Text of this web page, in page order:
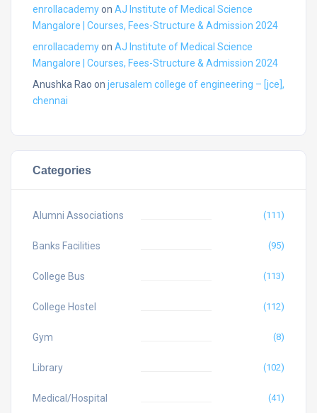
enrollacademyon AJ Institute of Medical Science
Mangalore | Courses, Fees-Structure & Admission 2024
enrollacademyon AJ Institute of Medical Science
Mangalore | Courses, Fees-Structure & Admission 2024
Anushka Rao on jerusalem college of engineering – [jce],
chennai
Categories
Alumni Associations (111)
Banks Facilities (95)
College Bus (113)
College Hostel (112)
Gym (8)
Library (102)
Medical/Hospital (41)